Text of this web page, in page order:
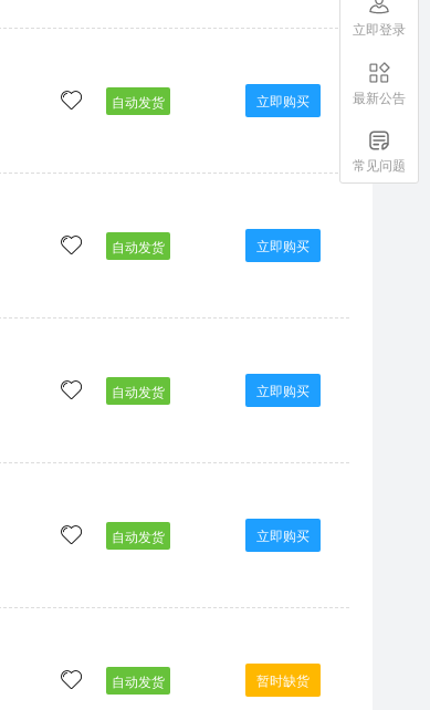
自动发货 立即购买
自动发货 立即购买
自动发货 立即购买
自动发货 立即购买
自动发货 暂时缺货
立即登录
最新公告
常见问题